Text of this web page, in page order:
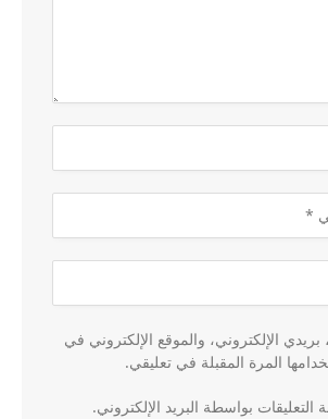
الإلكتروني، والموقع الإلكتروني في
المرة المقبلة في تعليقي.
التعليقات بواسطة البريد الإلكتروني.